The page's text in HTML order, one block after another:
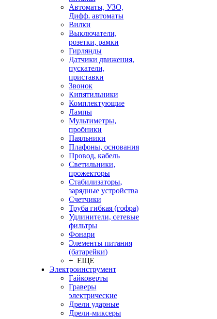
Автоматы, УЗО,
Дифф. автоматы
Вилки
Выключатели,
розетки, рамки
Гирлянды
Датчики движения,
пускатели,
приставки
Звонок
Кипятильники
Комплектующие
Лампы
Мультиметры,
пробники
Паяльники
Плафоны, основания
Провод, кабель
Светильники,
прожекторы
Стабилизаторы,
зарядные устройства
Счетчики
Труба гибкая (гофра)
Удлинители, сетевые
фильтры
Фонари
Элементы питания
(батарейки)
+ ЕЩЕ
Электроинструмент
Гайковерты
Граверы
электрические
Дрели ударные
Дрели-миксеры